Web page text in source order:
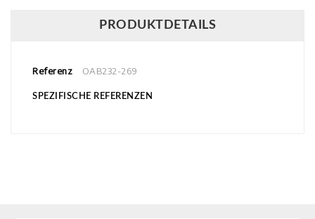
PRODUKTDETAILS
Referenz OAB232-269
SPEZIFISCHE REFERENZEN